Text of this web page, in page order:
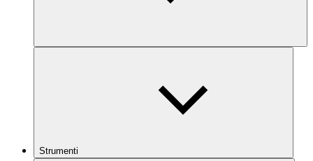
Strumenti